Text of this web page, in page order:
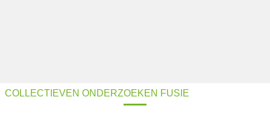
COLLECTIEVEN ONDERZOEKEN FUSIE